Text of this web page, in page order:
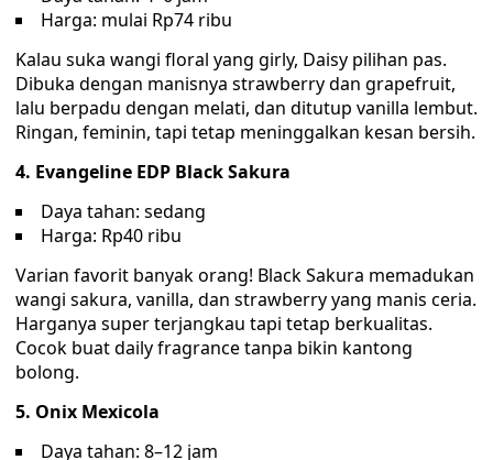
Harga: mulai Rp74 ribu
Kalau suka wangi floral yang girly, Daisy pilihan pas.
Dibuka dengan manisnya strawberry dan grapefruit,
lalu berpadu dengan melati, dan ditutup vanilla lembut.
Ringan, feminin, tapi tetap meninggalkan kesan bersih.
4. Evangeline EDP Black Sakura
Daya tahan: sedang
Harga: Rp40 ribu
Varian favorit banyak orang! Black Sakura memadukan
wangi sakura, vanilla, dan strawberry yang manis ceria.
Harganya super terjangkau tapi tetap berkualitas.
Cocok buat daily fragrance tanpa bikin kantong
bolong.
5. Onix Mexicola
Daya tahan: 8–12 jam